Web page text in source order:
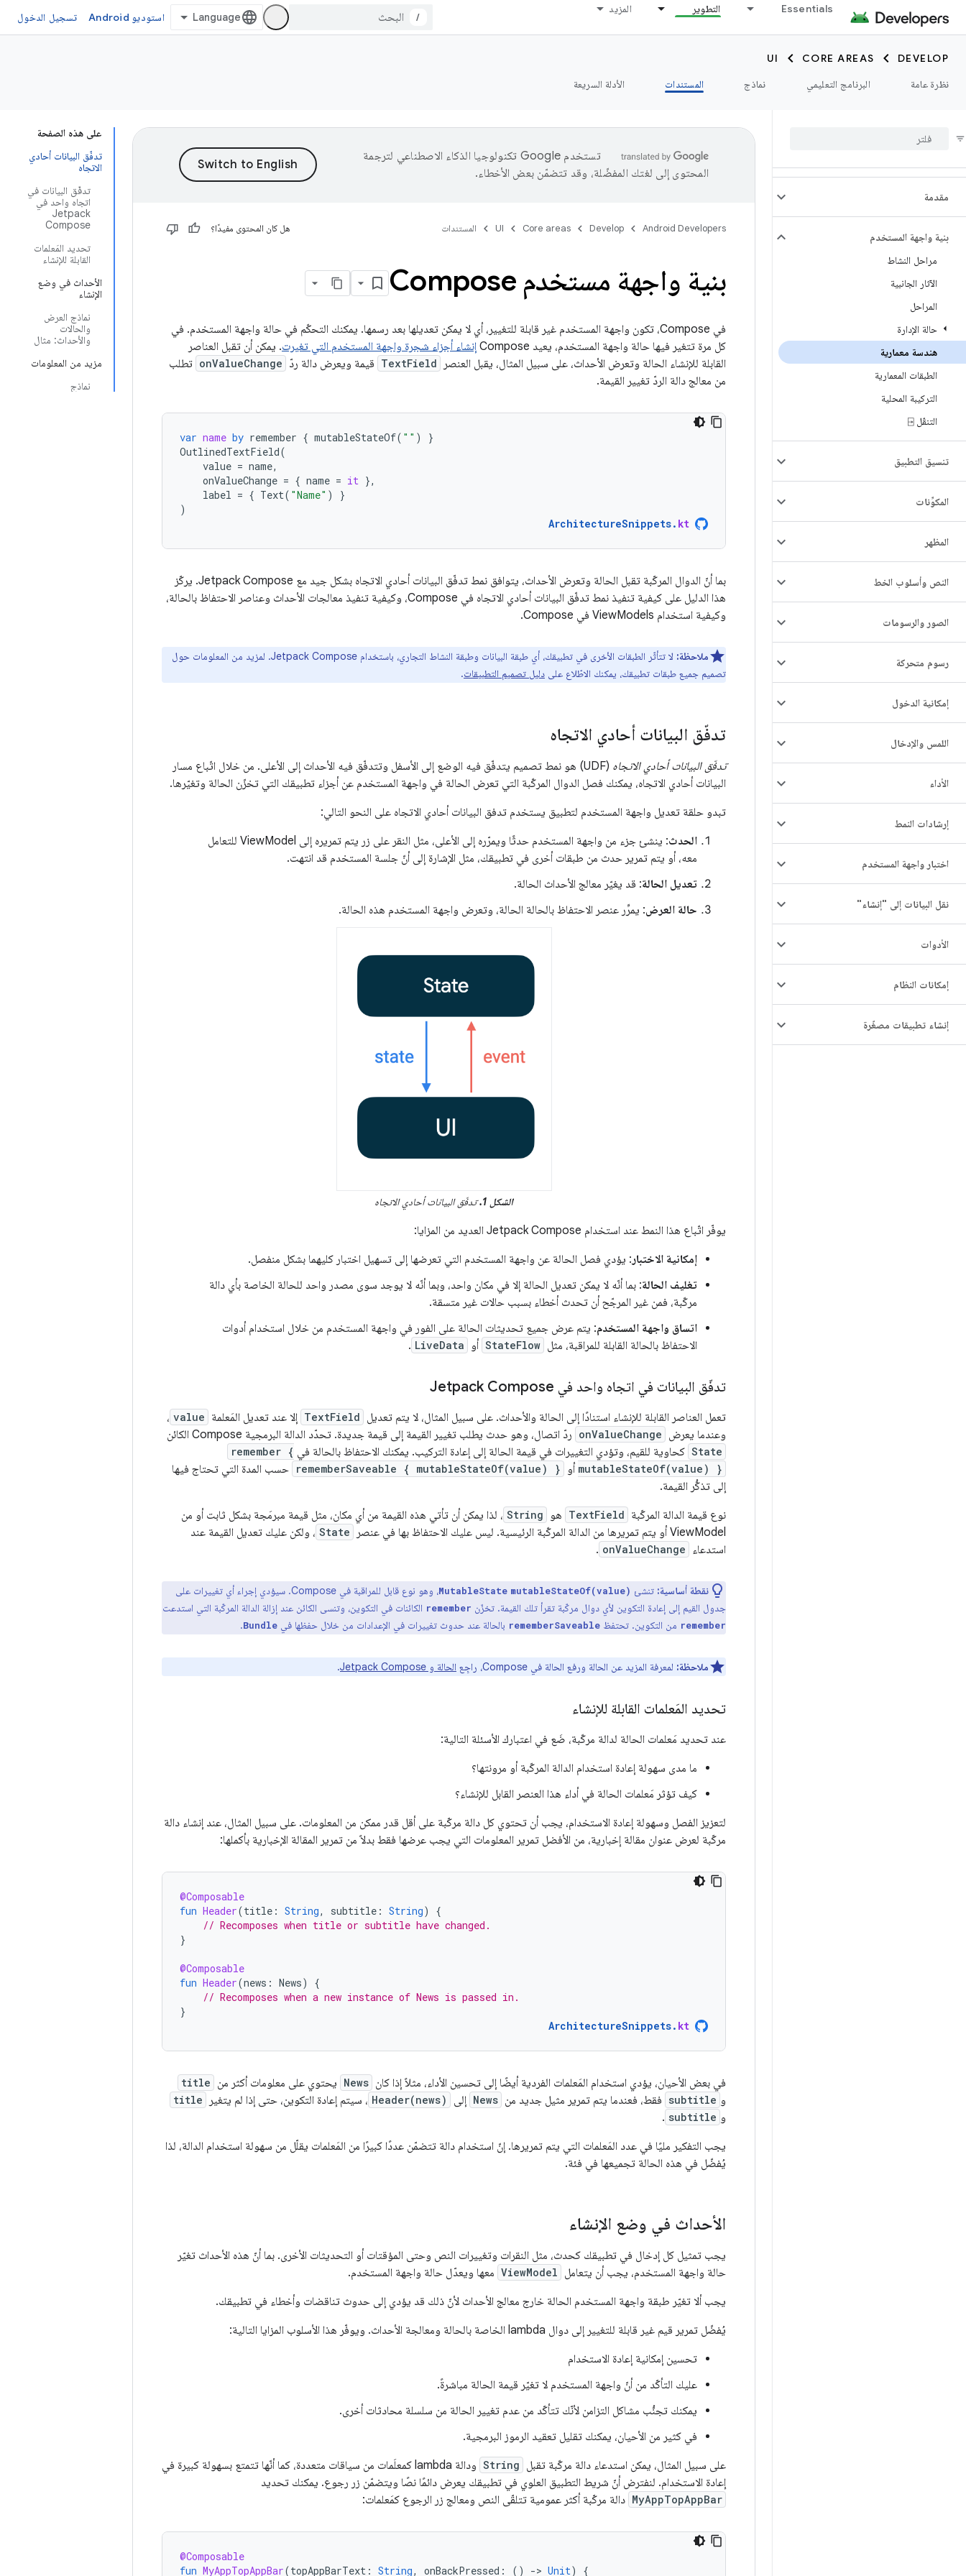
Essentials التطوير المزيد
/ استوديو Android تسجيل الدخول
DEVELOP
CORE AREAS
UI
نظرة عامة
البرنامج التعليمي نماذج المستندات الأدلة السريعة
مقدمة
بنية واجهة المستخدم
مراحل النشاط
الآثار الجانبية
المراحل
حالة الإدارة
هندسة معمارية
الطبقات المعمارية
التركيبة المحلية
التنقّل ⍈
تنسيق التطبيق
المكوِّنات
المظهر
النص وأسلوب الخط
الصور والرسومات
رسوم متحركة
إمكانية الدخول
اللمس والإدخال
الأداء
إرشادات النمط
اختبار واجهة المستخدم
نقل البيانات إلى "إنشاء"
الأدوات
إمكانات النظام
إنشاء تطبيقات مصغّرة
على هذه الصفحة
تدفّق البيانات أحادي
الاتجاه
تدفّق البيانات في
اتجاه واحد في
Jetpack
Compose
تحديد المَعلمات
القابلة للإنشاء
الأحداث في وضع
الإنشاء
نماذج العرض
والحالات
والأحداث: مثال
مزيد من المعلومات
نماذج
تستخدم Google تكنولوجيا الذكاء الاصطناعي لترجمة
المحتوى إلى لغتك المفضّلة، وقد تتضمّن بعض الأخطاء.
Android Developers
Develop
Core areas
UI المستندات هل كان المحتوى مفيدًا؟
بنية واجهة مستخدم Compose
في Compose، تكون واجهة المستخدم غير قابلة للتغيير، أي لا يمكن تعديلها بعد رسمها. يمكنك التحكّم في حالة واجهة المستخدم. في
كل مرة تتغير فيها حالة واجهة المستخدم، يعيد Compose
إنشاء أجزاء شجرة واجهة المستخدم التي تغيرت. يمكن أن تقبل العناصر
القابلة للإنشاء الحالة وتعرض الأحداث، على سبيل المثال، يقبل العنصر
TextField قيمة ويعرض دالة ردّ onValueChange تطلب
من معالج دالة الردّ تغيير القيمة.
var name by remember { mutableStateOf( "" )
}
OutlinedTextField(
value = name,
onValueChange = { name = it },
label = { Text( "Name" )
}
)
ArchitectureSnippets. kt
بما أنّ الدوال المركّبة تقبل الحالة وتعرض الأحداث، يتوافق نمط تدفّق البيانات أحادي الاتجاه بشكل جيد مع Jetpack Compose. يركّز
هذا الدليل على كيفية تنفيذ نمط تدفّق البيانات أحادي الاتجاه في Compose، وكيفية تنفيذ معالجات الأحداث وعناصر الاحتفاظ بالحالة،
وكيفية استخدام ViewModels في Compose.
ملاحظة:
لا تتأثّر الطبقات الأخرى في تطبيقك، أي طبقة البيانات وطبقة النشاط التجاري، باستخدام Jetpack Compose. لمزيد من المعلومات حول
تصميم جميع طبقات تطبيقك، يمكنك الاطّلاع على دليل تصميم التطبيقات.
تدفّق البيانات أحادي الاتجاه
تدفّق البيانات أحادي الاتجاه
(UDF) هو نمط تصميم يتدفّق فيه الوضع إلى الأسفل وتتدفّق فيه الأحداث إلى الأعلى. من خلال اتّباع مسار
البيانات أحادي الاتجاه، يمكنك فصل الدوال المركّبة التي تعرض الحالة في واجهة المستخدم عن أجزاء تطبيقك التي تخزّن الحالة وتغيّرها.
تبدو حلقة تعديل واجهة المستخدم لتطبيق يستخدم تدفق البيانات أحادي الاتجاه على النحو التالي:
الحدث
: ينشئ جزء من واجهة المستخدم حدثًا ويمرّره إلى الأعلى، مثل النقر على زر يتم تمريره إلى ViewModel للتعامل
معه، أو يتم تمرير حدث من طبقات أخرى في تطبيقك، مثل الإشارة إلى أنّ جلسة المستخدم قد انتهت.
تعديل الحالة: قد يغيّر معالج الأحداث الحالة.
حالة العرض: يمرِّر عنصر الاحتفاظ بالحالة الحالة، وتعرض واجهة المستخدم هذه الحالة.
الشكل 1. تدفّق البيانات أحادي الاتجاه
يوفّر اتّباع هذا النمط عند استخدام Jetpack Compose العديد من المزايا:
إمكانية الاختبار : يؤدي فصل الحالة عن واجهة المستخدم التي تعرضها إلى تسهيل اختبار كليهما بشكل منفصل.
تغليف الحالة: بما أنّه لا يمكن تعديل الحالة إلا في مكان واحد، وبما أنّه لا يوجد سوى مصدر واحد للحالة الخاصة بأي دالة
مركّبة، فمن غير المرجّح أن تحدث أخطاء بسبب حالات غير متسقة.
اتساق واجهة المستخدم: يتم عرض جميع تحديثات الحالة على الفور في واجهة المستخدم من خلال استخدام أدوات
الاحتفاظ بالحالة القابلة للمراقبة، مثل StateFlow أو LiveData
.
تدفّق البيانات في اتجاه واحد في Jetpack Compose
تعمل العناصر القابلة للإنشاء استنادًا إلى الحالة والأحداث. على سبيل المثال، لا يتم تعديل TextField إلا عند تعديل المَعلمة value ،
وعندما يعرض onValueChange ردّ اتصال، وهو حدث يطلب تغيير القيمة إلى قيمة جديدة. تحدّد الدالة البرمجية Compose الكائن
State كحاوية للقيم، وتؤدي التغييرات في قيمة الحالة إلى إعادة التركيب. يمكنك الاحتفاظ بالحالة في remember {
mutableStateOf(value) } أو rememberSaveable { mutableStateOf(value) } حسب المدة التي تحتاج فيها
إلى تذكُّر القيمة.
نوع قيمة الدالة المركّبة TextField هو String ، لذا يمكن أن تأتي هذه القيمة من أي مكان، مثل قيمة مبرمَجة بشكل ثابت أو من
ViewModel أو يتم تمريرها من الدالة المركّبة الرئيسية. ليس عليك الاحتفاظ بها في عنصر
State ، ولكن عليك تعديل القيمة عند
استدعاء
onValueChange
.
نقطة أساسية: تنشئ mutableStateOf(value)
MutableState
، وهو نوع قابل للمراقبة في Compose. سيؤدي إجراء أي تغييرات على
جدول القيم إلى إعادة التكوين لأي دوال مركّبة تقرأ تلك القيمة. تخزّن remember الكائنات في التكوين، وتنسى الكائن عند إزالة الدالة المركّبة التي استدعت
remember من التكوين. تحتفظ rememberSaveable بالحالة عند حدوث تغييرات في الإعدادات من خلال حفظها في Bundle
.
ملاحظة: لمعرفة المزيد عن الحالة ورفع الحالة في Compose، راجِع الحالة و Jetpack Compose .
تحديد المَعلمات القابلة للإنشاء
عند تحديد مَعلمات الحالة لدالة مركّبة، ضَع في اعتبارك الأسئلة التالية:
ما مدى سهولة إعادة استخدام الدالة المركّبة أو مرونتها؟
كيف تؤثر مَعلمات الحالة في أداء هذا العنصر القابل للإنشاء؟
لتعزيز الفصل وسهولة إعادة الاستخدام، يجب أن تحتوي كل دالة مركّبة على أقل قدر ممكن من المعلومات. على سبيل المثال، عند إنشاء دالة
مركّبة لعرض عنوان مقالة إخبارية، من الأفضل تمرير المعلومات التي يجب عرضها فقط بدلاً من تمرير المقالة الإخبارية بأكملها:
@Composable
fun Header(title : String, subtitle : String)
{
// Recomposes when title or subtitle have changed.
}
@Composable
fun Header(news : News)
{
// Recomposes when a new instance of News is passed in.
}
ArchitectureSnippets. kt
في بعض الأحيان، يؤدي استخدام المَعلمات الفردية أيضًا إلى تحسين الأداء، مثلاً إذا كان News يحتوي على معلومات أكثر من title
و subtitle فقط، فعندما يتم تمرير مثيل جديد من News إلى Header(news) ، سيتم إعادة التكوين، حتى إذا لم يتغير title
و subtitle
.
يجب التفكير مليًا في عدد المَعلمات التي يتم تمريرها. إنّ استخدام دالة تتضمّن عددًا كبيرًا من المَعلمات يقلّل من سهولة استخدام الدالة، لذا
يُفضّل في هذه الحالة تجميعها في فئة.
الأحداث في وضع الإنشاء
يجب تمثيل كل إدخال في تطبيقك كحدث، مثل النقرات وتغييرات النص وحتى المؤقتات أو التحديثات الأخرى. بما أنّ هذه الأحداث تغيّر
حالة واجهة المستخدم، يجب أن يتعامل ViewModel معها ويعدّل حالة واجهة المستخدم.
يجب ألا تغيّر طبقة واجهة المستخدم الحالة خارج معالج الأحداث لأنّ ذلك قد يؤدي إلى حدوث تناقضات وأخطاء في تطبيقك.
يُفضّل تمرير قيم غير قابلة للتغيير إلى دوال lambda الخاصة بالحالة ومعالجة الأحداث. ويوفّر هذا الأسلوب المزايا التالية:
تحسين إمكانية إعادة الاستخدام
عليك التأكّد من أنّ واجهة المستخدم لا تغيّر قيمة الحالة مباشرةً.
يمكنك تجنُّب مشاكل التزامن لأنّك تتأكّد من عدم تغيير الحالة من سلسلة محادثات أخرى.
في كثير من الأحيان، يمكنك تقليل تعقيد الرموز البرمجية.
على سبيل المثال، يمكن استدعاء دالة مركّبة تقبل String
ودالة lambda كمعلَمات من سياقات متعددة، كما أنّها تتمتع بسهولة كبيرة في
إعادة الاستخدام. لنفترض أنّ شريط التطبيق العلوي في تطبيقك يعرض دائمًا نصًا ويتضمّن زر رجوع. يمكنك تحديد
MyAppTopAppBar دالة مركّبة أكثر عمومية تتلقّى النص ومعالج زر الرجوع كمَعلمات:
@Composable
fun MyAppTopAppBar(topAppBarText : String, onBackPressed : () -> Unit) {